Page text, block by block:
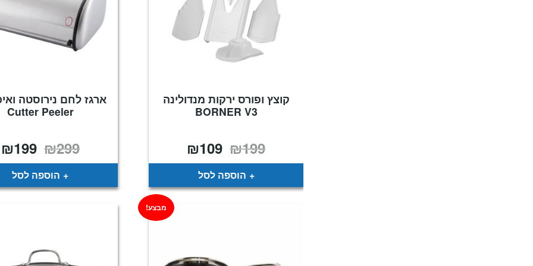
קוצץ ופורס ירקות מנדולינה
BORNER V3
₪199 המחיר
המקורי
היה:
₪199.
₪109
הוא:
הוספה לסל
ארגז לחם נירוסטה
Cutter Peeler
₪299 המחיר
המקורי
היה:
₪299.
₪199
הוספה לסל
מבצע!